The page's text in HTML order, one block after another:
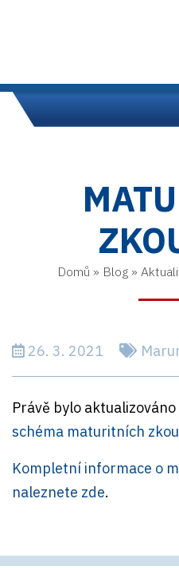
Domů » Blog »
26. 3. 2021
Právě bylo aktualizováno
schéma maturitních
Kompletní informace o
naleznete zde.